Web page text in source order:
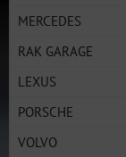
MERCEDES
RAK GARAGE
LEXUS
PORSCHE
VOLVO